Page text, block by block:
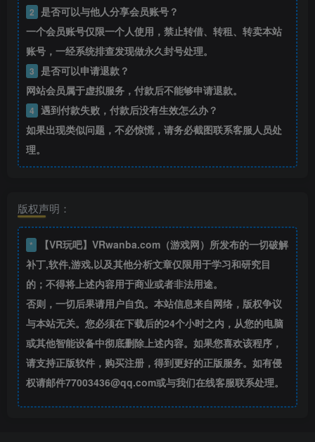
2
是否可以与他人分享会员账号？
一个会员账号仅限一个人使用，禁止转借、转租、转卖本站
账号，一经系统排查发现做永久封号处理。
3
是否可以申请退款？
网站会员属于虚拟服务，付款后不能够申请退款。
4 遇到付款失败，付款后没有生效怎么办？
如果出现类似问题，不必惊慌，请务必截图联系客服人员处
理。
版权声明：
*
【VR玩吧】VRwanba.com（游戏网）所发布的一切破解
补丁,软件,游戏,以及其他分析文章仅限用于学习和研究目
的；不得将上述内容用于商业或者非法用途。
否则，一切后果请用户自负。本站信息来自网络，版权争议
与本站无关。您必须在下载后的24个小时之内，从您的电脑
或其他智能设备中彻底删除上述内容。如果您喜欢该程序，
请支持正版软件，购买注册，得到更好的正版服务。如有侵
权请邮件77003436@qq.com或与我们在线客服联系处理。